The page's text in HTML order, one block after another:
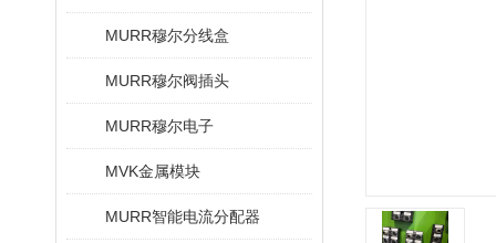
MURR穆尔分线盒
MURR穆尔阀插头
MURR穆尔电子
MVK金属模块
MURR智能电流分配器